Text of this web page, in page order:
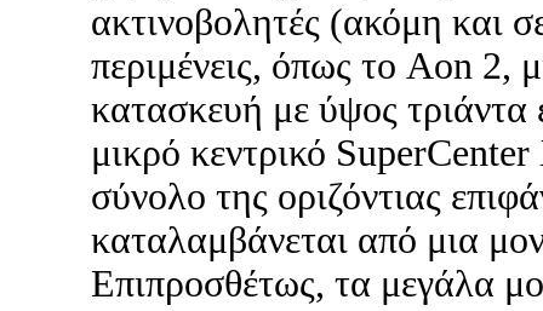
ακτινοβολητές (ακόμη και
περιμένεις, όπως το Aon 2,
κατασκευή με ύψος
μικρό κεντρικό
σύνολο της οριζόντιας
καταλαμβάνεται από μια
Επιπροσθέτως, τα μεγάλα